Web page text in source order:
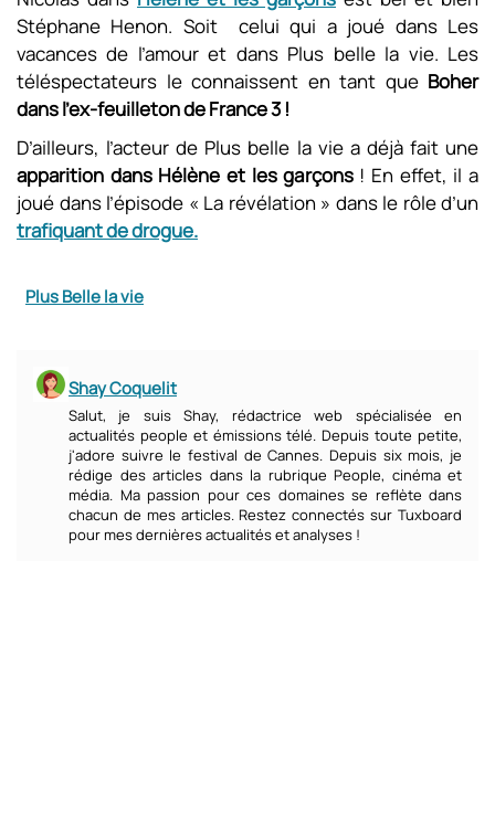
Stéphane Henon. Soit celui qui a joué dans Les
vacances de l’amour et dans Plus belle la vie. Les
téléspectateurs le connaissent en tant que Boher
dans l’ex-feuilleton de France 3 !
D’ailleurs, l’acteur de Plus belle la vie a déjà fait une
apparition dans Hélène et les garçons! En effet, il a
joué dans l’épisode « La révélation » dans le rôle d’un
trafiquant de drogue.
Plus Belle la vie
Shay Coquelit
Salut, je suis Shay, rédactrice web spécialisée en
actualités people et émissions télé. Depuis toute petite,
j'adore suivre le festival de Cannes. Depuis six mois, je
rédige des articles dans la rubrique People, cinéma et
média. Ma passion pour ces domaines se reflète dans
chacun de mes articles. Restez connectés sur Tuxboard
pour mes dernières actualités et analyses !